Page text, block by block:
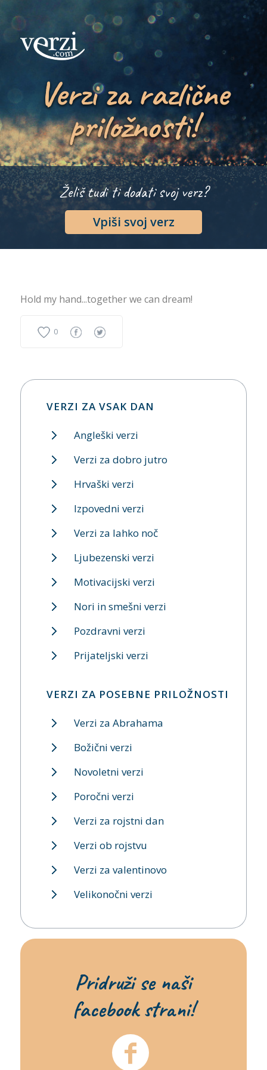
Verzi za različne
priložnosti!
Želiš tudi ti dodati svoj verz?
Vpiši svoj verz
Hold my hand...together we can dream!
0
VERZI ZA VSAK DAN
Angleški verzi
Verzi za dobro jutro
Hrvaški verzi
Izpovedni verzi
Verzi za lahko noč
Ljubezenski verzi
Motivacijski verzi
Nori in smešni verzi
Pozdravni verzi
Prijateljski verzi
VERZI ZA POSEBNE PRILOŽNOSTI
Verzi za Abrahama
Božični verzi
Novoletni verzi
Poročni verzi
Verzi za rojstni dan
Verzi ob rojstvu
Verzi za valentinovo
Velikonočni verzi
Pridruži se naši
facebook strani!